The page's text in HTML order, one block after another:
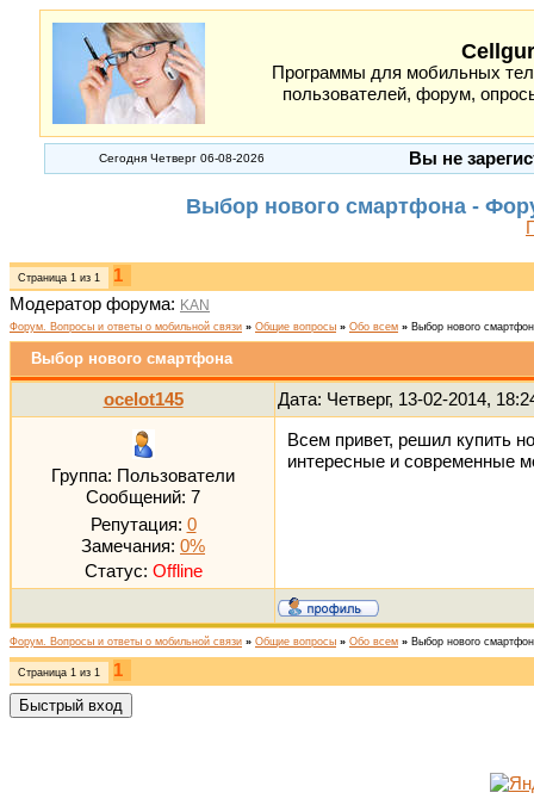
Программы для мобильных
пользователей, форум,
Сегодня Четверг 06-08-2026 Вы не
Выбор нового смартфона -
Страница 1 из 1
1
Модератор форума: KAN
Форум. Вопросы и ответы о мобильной связи » Общие вопросы » Обо всем » Выбор нового
Выбор нового смартфона
ocelot145 Дата: Четверг, 13-02-2014,
Группа: Пользователи
Сообщений: 7
Репутация: 0
Замечания: 0%
Статус: Offline
Всем привет, решил купить
интересные и современные
Форум. Вопросы и ответы о мобильной связи » Общие вопросы » Обо всем » Выбор нового
Страница 1 из 1 1